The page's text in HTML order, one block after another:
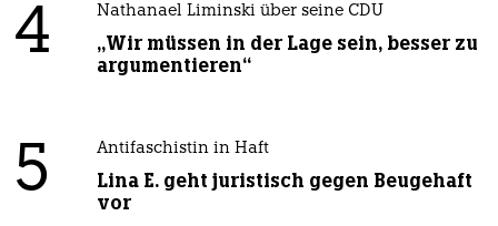
4 Nathanael Liminski über seine CDU
„Wir müssen in der Lage sein, besser zu
argumentieren“
5 Antifaschistin in Haft
Lina E. geht juristisch gegen Beugehaft
vor